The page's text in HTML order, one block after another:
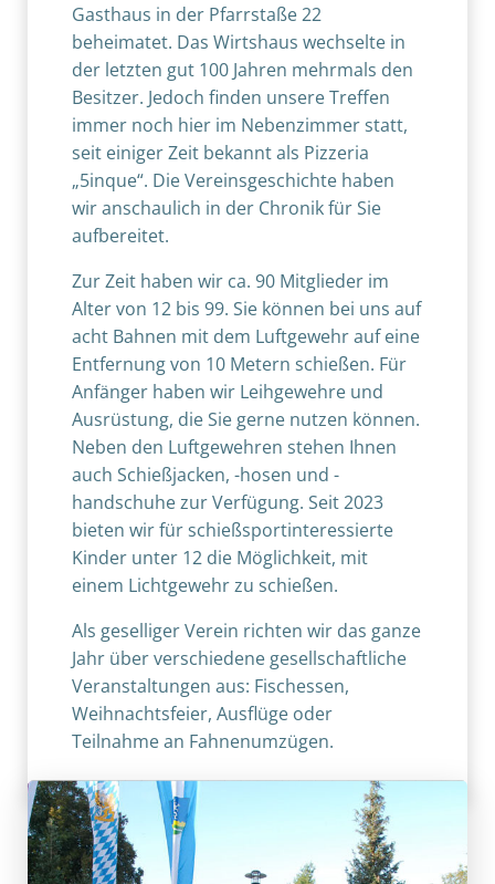
Gasthaus in der Pfarrstaße22
beheimatet. Das Wirtshaus wechselte in
der letzten gut 100 Jahren mehrmals den
Besitzer. Jedoch finden unsere Treffen
immer noch hier im Nebenzimmer statt,
seit einiger Zeit bekannt als Pizzeria
„5inque“. Die Vereinsgeschichte haben
wir anschaulich in der Chronik für Sie
aufbereitet.
Zur Zeit haben wir ca. 90 Mitglieder im
Alter von 12 bis 99. Sie können bei uns auf
acht Bahnen mit dem Luftgewehr auf eine
Entfernung von 10 Metern schießen. Für
Anfänger haben wir Leihgewehre und
Ausrüstung, die Sie gerne nutzen können.
Neben den Luftgewehren stehen Ihnen
auch Schießjacken, -hosen und -
handschuhe zur Verfügung. Seit 2023
bieten wir für schießsportinteressierte
Kinder unter 12 die Möglichkeit, mit
einem Lichtgewehr zu schießen.
Als geselliger Verein richten wir das ganze
Jahr über verschiedene gesellschaftliche
Veranstaltungen aus: Fischessen,
Weihnachtsfeier, Ausflüge oder
Teilnahme an Fahnenumzügen.